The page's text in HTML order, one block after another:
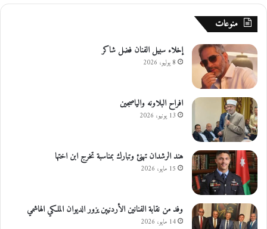
منوعات
إخلاء سبيل الفنان فضل شاكر
8 يوليو، 2026
افراح البلاونه والياصجين
13 يونيو، 2026
هند الرشدان تهنئ وتبارك بمناسبة تخرج ابن اختها
15 مايو، 2026
وفد من نقابة الفنانين الأردنيين يزور الديوان الملكي الهاشمي
14 مايو، 2026